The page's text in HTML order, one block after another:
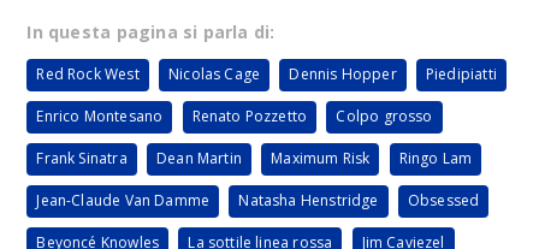
In questa pagina si parla di:
Red Rock West Nicolas Cage Dennis Hopper Piedipiatti
Enrico Montesano Renato Pozzetto Colpo grosso
Frank Sinatra Dean Martin Maximum Risk Ringo Lam
Jean-Claude Van Damme Natasha Henstridge Obsessed
Beyoncé Knowles La sottile linea rossa Jim Caviezel